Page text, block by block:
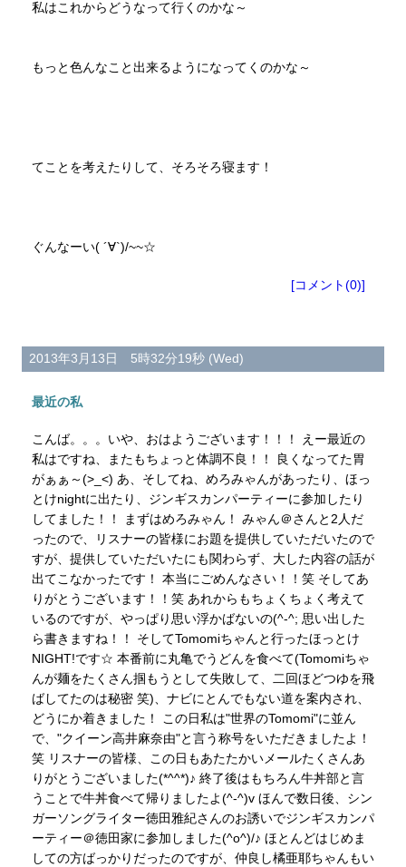
私はこれからどうなって行くのかな～
もっと色んなこと出来るようになってくのかな～
てことを考えたりして、そろそろ寝ます！
ぐんなーい( ´∀`)/~~☆
[コメント(0)]
2013年3月13日 5時32分19秒 (Wed)
最近の私
こんば。。。いや、おはようございます！！！ えー最近の
私はですね、またもちょっと体調不良！！ 良くなってた胃
がぁぁ～(>_<) あ、そしてね、めろみゃんがあったり、ほっ
とけnightに出たり、ジンギスカンパーティーに参加したり
してました！！ まずはめろみゃん！ みゃん＠さんと2人だ
ったので、リスナーの皆様にお題を提供していただいたので
すが、提供していただいたにも関わらず、大した内容の話が
出てこなかったです！ 本当にごめんなさい！！笑 そしてあ
りがとうございます！！笑 あれからもちょくちょく考えて
いるのですが、やっぱり思い浮かばないの(^-^; 思い出した
ら書きますね！！ そしてTomomiちゃんと行ったほっとけ
NIGHT!です☆ 本番前に丸亀でうどんを食べて(Tomomiちゃ
んが麺をたくさん掴もうとして失敗して、二回ほどつゆを飛
ばしてたのは秘密 笑)、ナビにとんでもない道を案内され、
どうにか着きました！ この日私は"世界のTomomi"に並ん
で、"クイーン高井麻奈由"と言う称号をいただきましたよ！
笑 リスナーの皆様、この日もあたたかいメールたくさんあ
りがとうございました(*^^*)♪ 終了後はもちろん牛丼部と言
うことで牛丼食べて帰りましたよ(^-^)v ほんで数日後、シン
ガーソングライター徳田雅紀さんのお誘いでジンギスカンパ
ーティー＠徳田家に参加しました(^o^)/♪ ほとんどはじめま
しての方ばっかりだったのですが、仲良し橘亜耶ちゃんもい